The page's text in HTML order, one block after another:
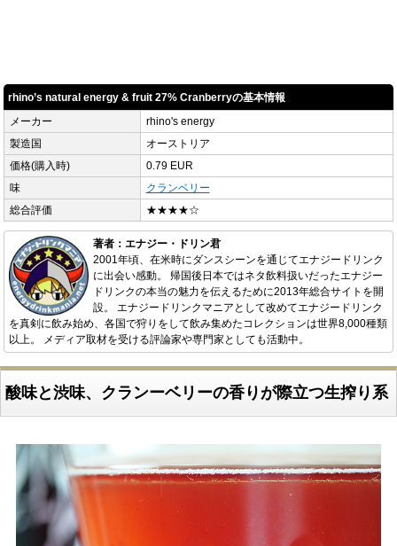
rhino’s natural energy & fruit 27% Cranberryの基本情報
メーカー
rhino's energy
製造国
オーストリア
価格(購入時)
0.79 EUR
味
クランベリー
総合評価
★★★★☆
著者：エナジー・ドリン君
2001年頃、在米時にダンスシーンを通じてエナジードリンク
に出会い感動。 帰国後日本ではネタ飲料扱いだったエナジー
ドリンクの本当の魅力を伝えるために2013年総合サイトを開
設。 エナジードリンクマニアとして改めてエナジードリンク
を真剣に飲み始め、各国で狩りをして飲み集めたコレクションは世界8,000種類
以上。 メディア取材を受ける評論家や専門家としても活動中。
酸味と渋味、クランーベリーの香りが際立つ生搾り系